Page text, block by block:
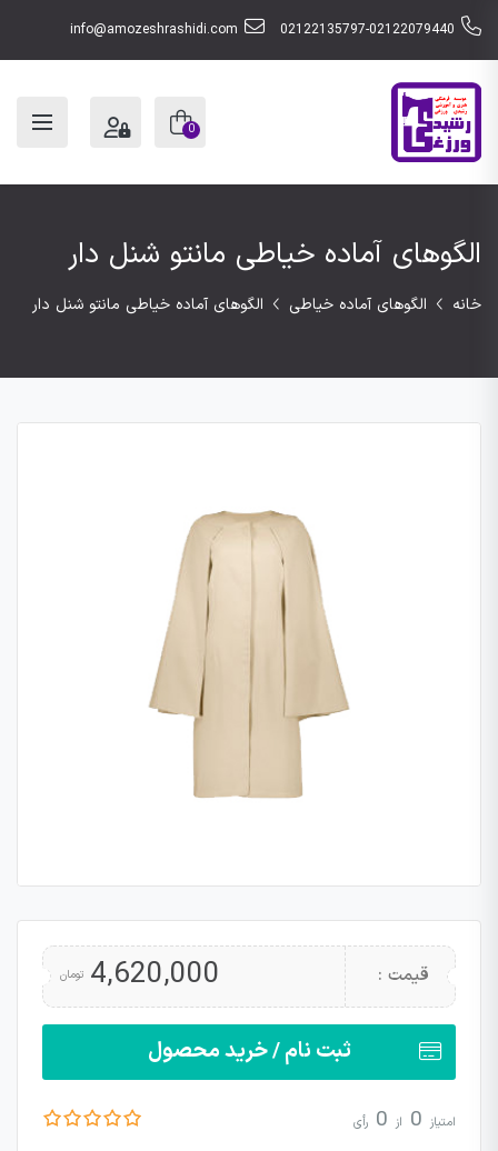
02122135797-02122079440
info@amozeshrashidi.com
0
الگوهای آماده خیاطی مانتو شنل دار
خانه الگوهای آماده خیاطی الگوهای آماده خیاطی مانتو شنل دار
قیمت : 4,620,000 تومان
ثبت نام / خرید محصول
امتیاز 0 از 0 رأی